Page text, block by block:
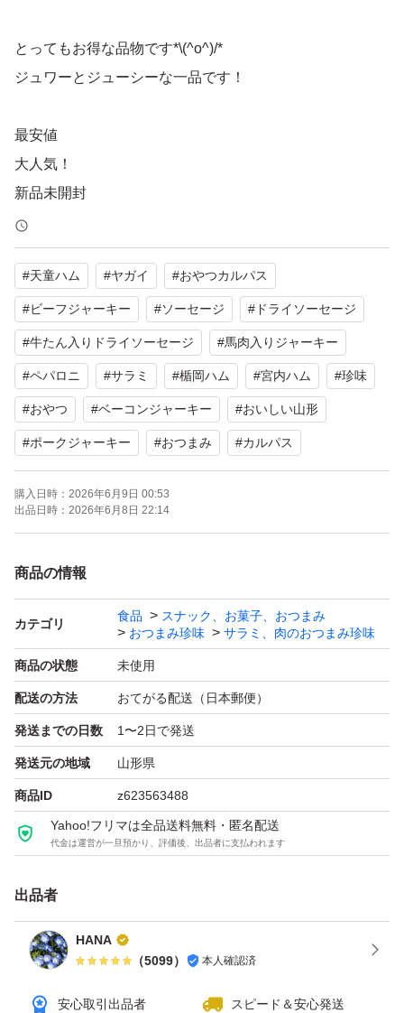
とってもお得な品物です*\(^o^)/*
ジュワーとジューシーな一品です！
最安値
大人気！
新品未開封
おいしい山形 山形の味
頭付きドライソーセージ
カルパス
サラミ
消費量日本一の山形県
その山形県で昭和46年創業の老舗メーカーが製造。
宮内ハム
ジューシーな味わいが特徴
素材の旨みを存分に引き立てるため
噛めば噛むほど旨味が感じられ人気商品が沢山
山形で有名な宮内ハムのサラミ。
天然羊腸を使っているので、
長さにばらつきがあります。また、
本品は無選別品となり、
長いもの短いものなど
たっぷり入っています
食べごたえあります。
☆宮内ハムのドライソーセージ サラミ
大容量500g(大袋)×2袋
賞味期限2026.09.24
(こちらは皮のところが少ない品、皮のところが無い品で
2袋で合計1000g
#天童ハム #ヤガイ #おやつカルパス
#ビーフジャーキー #ソーセージ # ドライソーセージ
#牛たん入りドライソーセージ #馬肉入りジャーキー
#ペパロニ #サラミ #楯岡ハム #宮内ハム #珍味
#おやつ #ベーコンジャーキー #おいしい山形
#ポークジャーキー #おつまみ #カルパス
購入日時： 2026年6月9日 00:53
出品日時： 2026年6月8日 22:14
商品の情報
カテゴリ
食品
スナック、お菓子、おつまみ
おつまみ珍味
サラミ、肉のおつまみ珍味
商品の状態 未使用
配送の方法 おてがる配送（日本郵便）
発送までの日数 1〜2日で発送
発送元の地域 山形県
商品ID z623563488
Yahoo!フリマは全品送料無料・匿名配送
代金は運営が一旦預かり、評価後、出品者に支払われます
出品者
HANA
（5099） 本人確認済
安心取引出品者
スピード＆安心発送